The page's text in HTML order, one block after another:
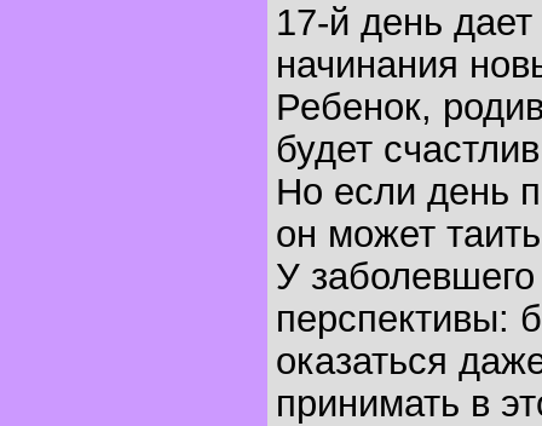
17-й день
начинания
Ребенок,
будет
Но если день
он может
У
перспективы:
оказаться
принимать в